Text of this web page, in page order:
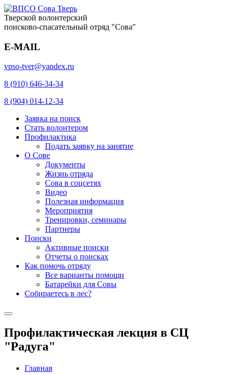
Тверской волонтерский
поисково-спасательный отряд "Сова"
E-MAIL
vpso-tver@yandex.ru
8 (910) 646-34-34
8 (904) 014-12-34
Заявка на поиск
Стать волонтером
Профилактика
Подать заявку на занятие
О Сове
Документы
Жизнь отряда
Сова в соцсетях
Видео
Полезная информация
Мероприятия
Тренировки, семинары
Партнеры
Поиски
Активные поиски
Отчеты о поисках
Как помочь отряду
Все варианты помощи
Батарейки для Совы
Собираетесь в лес?
Профилактическая лекция в СЦ
"Радуга"
Главная